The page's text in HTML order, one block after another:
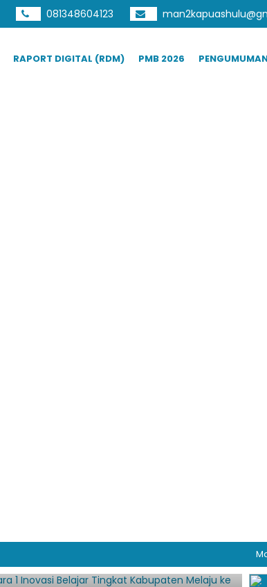
081348604123
RAPORT DIGITAL (RDM) PMB 2026